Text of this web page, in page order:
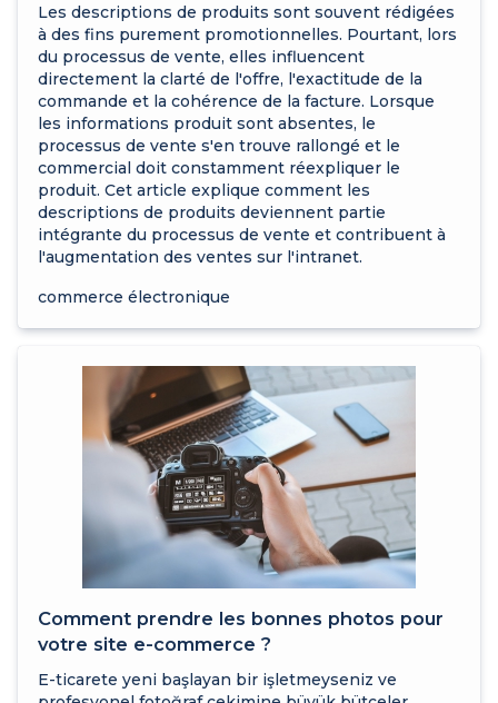
Les descriptions de produits sont souvent rédigées
à des fins purement promotionnelles. Pourtant, lors
du processus de vente, elles influencent
directement la clarté de l'offre, l'exactitude de la
commande et la cohérence de la facture. Lorsque
les informations produit sont absentes, le
processus de vente s'en trouve rallongé et le
commercial doit constamment réexpliquer le
produit. Cet article explique comment les
descriptions de produits deviennent partie
intégrante du processus de vente et contribuent à
l'augmentation des ventes sur l'intranet.
commerce électronique
Comment prendre les bonnes photos pour
votre site e-commerce ?
E-ticarete yeni başlayan bir işletmeyseniz ve